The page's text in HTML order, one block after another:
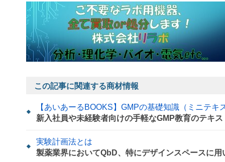
この記事に関連する商材情報
【あいあーるBOOKS】GMPの基礎知識（ミニテキ
新入社員や未経験者向けの手軽なGMP教育のテキ
実験計画法とは
製薬業界においてQbD、特にデザインスペースに